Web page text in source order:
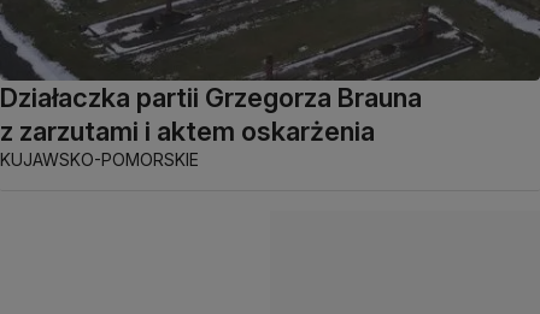
Działaczka partii Grzegorza Brauna
z zarzutami i aktem oskarżenia
KUJAWSKO-POMORSKIE